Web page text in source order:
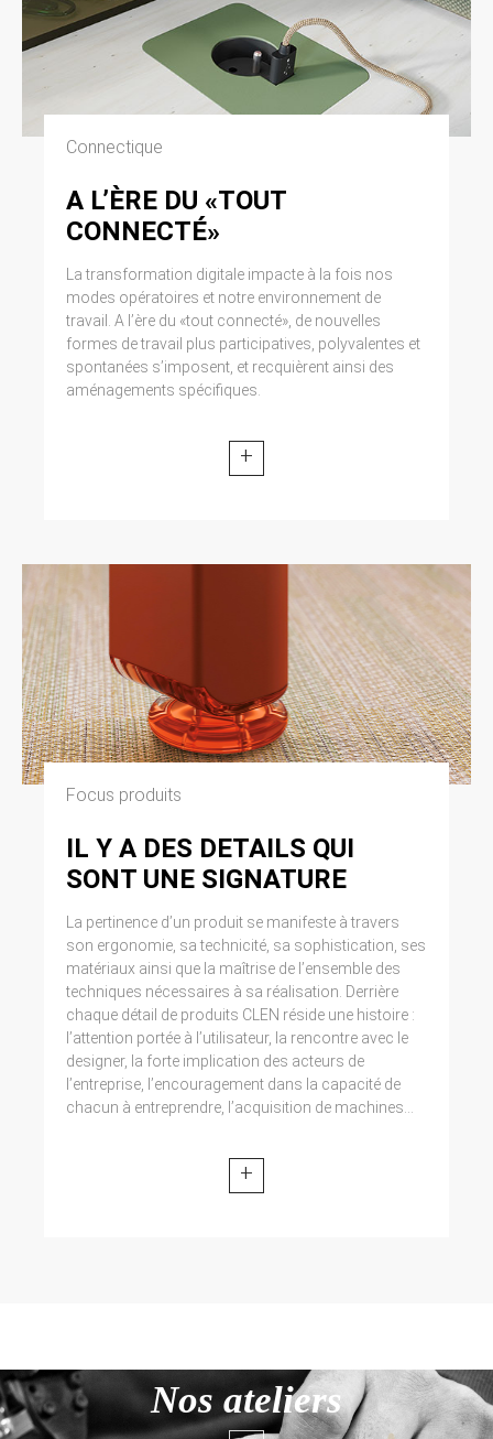
Connectique
A L’ÈRE DU «TOUT
CONNECTÉ»
La transformation digitale impacte à la fois nos
modes opératoires et notre environnement de
travail. A l’ère du «tout connecté», de nouvelles
formes de travail plus participatives, polyvalentes et
spontanées s’imposent, et recquièrent ainsi des
aménagements spécifiques.
+
Focus produits
IL Y A DES DETAILS QUI
SONT UNE SIGNATURE
La pertinence d’un produit se manifeste à travers
son ergonomie, sa technicité, sa sophistication, ses
matériaux ainsi que la maîtrise de l’ensemble des
techniques nécessaires à sa réalisation. Derrière
chaque détail de produits CLEN réside une histoire :
l’attention portée à l’utilisateur, la rencontre avec le
designer, la forte implication des acteurs de
l’entreprise, l’encouragement dans la capacité de
chacun à entreprendre, l’acquisition de machines...
+
Nos ateliers